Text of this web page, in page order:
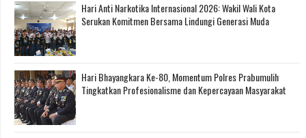
Hari Anti Narkotika Internasional 2026: Wakil Wali Kota
Serukan Komitmen Bersama Lindungi Generasi Muda
Hari Bhayangkara Ke-80, Momentum Polres Prabumulih
Tingkatkan Profesionalisme dan Kepercayaan Masyarakat